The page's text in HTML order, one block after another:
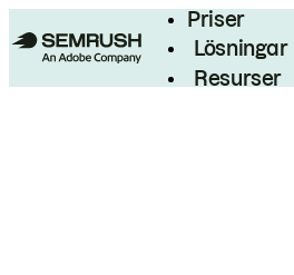
Priser
Lösningar
Resurser